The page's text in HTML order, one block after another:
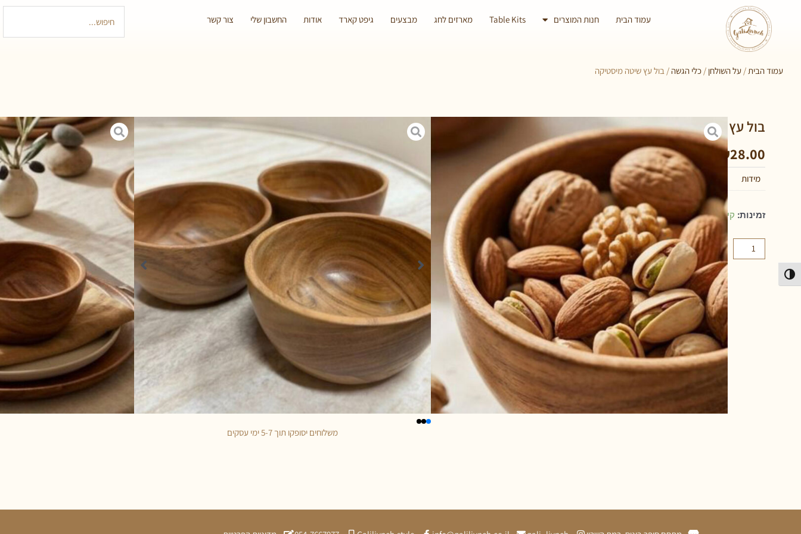
הפעל/כבה ניגודיות גבוהה
עמוד הבית חנות המוצרים Table Kits מארזים לחג מבצעים גיפט קארד אודות החשבון שלי צור קשר
עמוד הבית/ על השולחן / כלי הגשה/ בול עץ שיטה מיסטיקה
בול עץ שיטה מיסטיקה
₪28.00
מידות 12 סנטימטרים
זמינות: קיים במלאי
הוספה לסל
משלוחים יסופקו תוך 5-7 ימי עסקים